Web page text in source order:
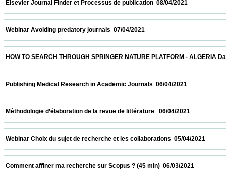
Elsevier Journal Finder et Processus de publication  08/04/
Webinar Avoiding predatory journals  07/04/2021
HOW TO SEARCH THROUGH SPRINGER NATURE PLATFORM -
Publishing Medical Research in Academic Journals  06/04/
Méthodologie d’élaboration de la revue de littérature   06/04/
Webinar Choix du sujet de recherche et les collaborations  05/
Comment affiner ma recherche sur Scopus ? (45 min)  06/03/